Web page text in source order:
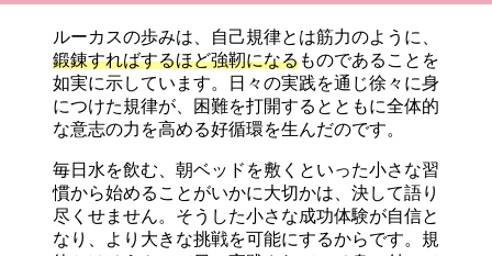
ルーカスの歩みは、自己規律とは筋力のように、
鍛錬すればするほど強靭になるものであることを
如実に示しています。日々の実践を通じ徐々に身
につけた規律が、困難を打開するとともに全体的
な意志の力を高める好循環を生んだのです。
毎日水を飲む、朝ベッドを敷くといった小さな習
慣から始めることがいかに大切かは、決して語り
尽くせません。そうした小さな成功体験が自信と
なり、より大きな挑戦を可能にするからです。規